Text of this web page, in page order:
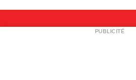
NEWSLETTER
PUBLICITÉ